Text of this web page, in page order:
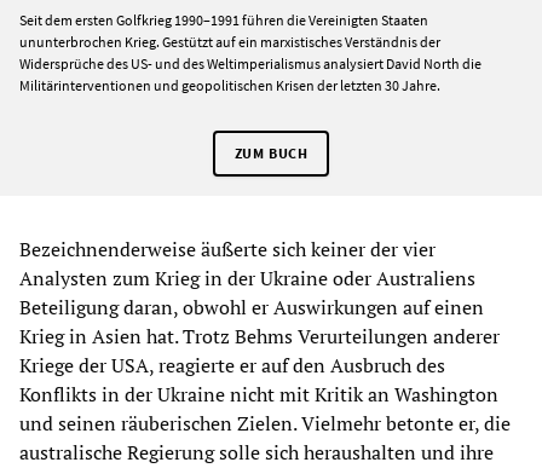
Seit dem ersten Golfkrieg 1990–1991 führen die Vereinigten Staaten
ununterbrochen Krieg. Gestützt auf ein marxistisches Verständnis der
Widersprüche des US- und des Weltimperialismus analysiert David North die
Militärinterventionen und geopolitischen Krisen der letzten 30 Jahre.
ZUM BUCH
Bezeichnenderweise äußerte sich keiner der vier
Analysten zum Krieg in der Ukraine oder Australiens
Beteiligung daran, obwohl er Auswirkungen auf einen
Krieg in Asien hat. Trotz Behms Verurteilungen anderer
Kriege der USA, reagierte er auf den Ausbruch des
Konflikts in der Ukraine nicht mit Kritik an Washington
und seinen räuberischen Zielen. Vielmehr betonte er, die
australische Regierung solle sich heraushalten und ihre